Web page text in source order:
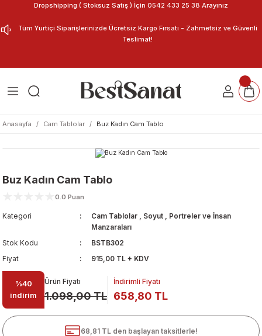
Dropshipping ( Stoksuz Satış ) İçin 0542 433 25 38 Arayınız
Tüm Yurtiçi Siparişlerinizde Ücretsiz Kargo Fırsatı - Zahmetsiz ve Güvenli
Teslimat!
Anasayfa Cam Tablolar Buz Kadın Cam Tablo
Buz Kadın Cam Tablo
0.0 Puan
Kategori Cam Tablolar , Soyut , Portreler ve İnsan
Manzaraları
Stok Kodu
BSTB302
Fiyat
915,00 TL + KDV
%40
indirim
Ürün Fiyatı
1.098,00 TL
İndirimli Fiyatı
658,80 TL
68,81 TL den başlayan taksitlerle!